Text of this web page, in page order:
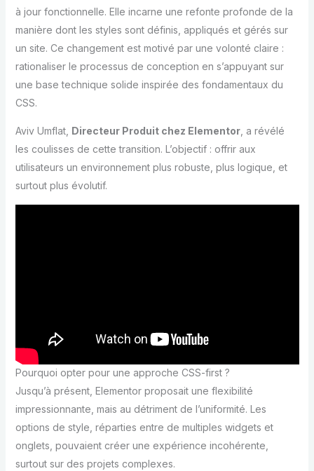
à jour fonctionnelle. Elle incarne une refonte profonde de la
manière dont les styles sont définis, appliqués et gérés sur
un site. Ce changement est motivé par une volonté claire :
rationaliser le processus de conception en s’appuyant sur
une base technique solide inspirée des fondamentaux du
CSS.
Aviv Umflat, Directeur Produit chez Elementor, a révélé
les coulisses de cette transition. L’objectif : offrir aux
utilisateurs un environnement plus robuste, plus logique, et
surtout plus évolutif.
Pourquoi opter pour une approche CSS-first ?
Jusqu’à présent, Elementor proposait une flexibilité
impressionnante, mais au détriment de l’uniformité. Les
options de style, réparties entre de multiples widgets et
onglets, pouvaient créer une expérience incohérente,
surtout sur des projets complexes.